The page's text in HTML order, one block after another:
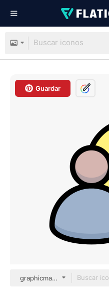
Guardar
graphicmall color lineal-color